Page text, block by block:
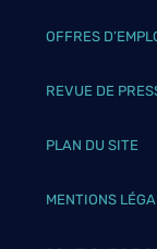
OFFRES
REVUE DE
PLAN DU SITE
MENTIONS